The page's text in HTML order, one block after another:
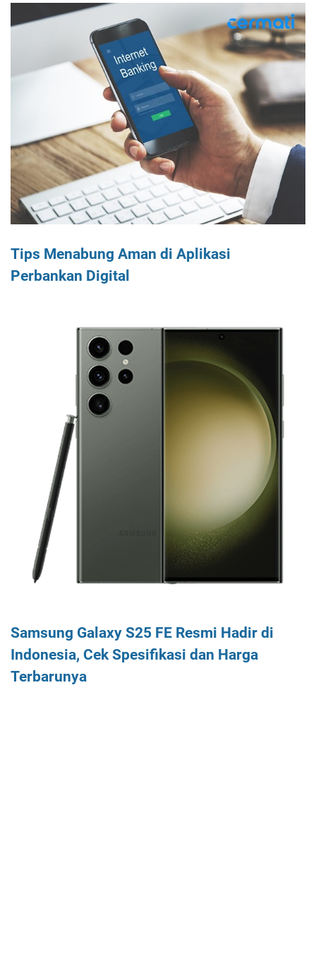
Tips Menabung Aman di Aplikasi
Perbankan Digital
Samsung Galaxy S25 FE Resmi Hadir di
Indonesia, Cek Spesifikasi dan Harga
Terbarunya